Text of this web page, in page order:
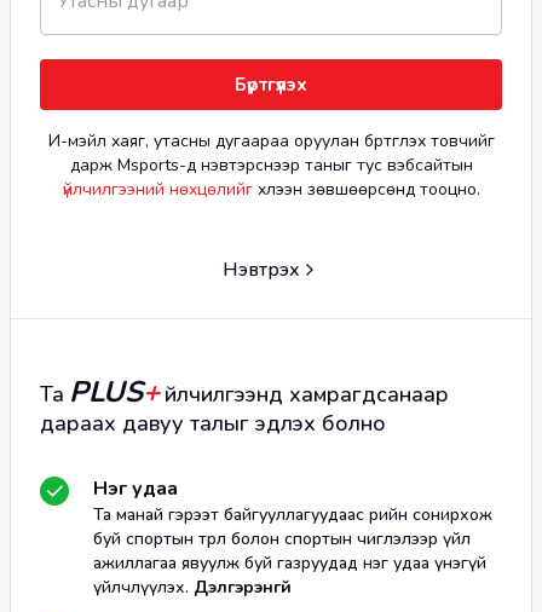
Бүртгүүлэх
И-мэйл хаяг, утасны дугаараа оруулан бүртгүүлэх товчийг
дарж Msports-д нэвтэрснээр таныг тус вэбсайтын
үйлчилгээний нөхцөлийгхүлээн зөвшөөрсөнд тооцно.
Нэвтрэх
Та PLUS+ үйлчилгээнд хамрагдсанаар
дараах давуу талыг эдлэх болно
Нэг удаа
Та манай гэрээт байгууллагуудаас өөрийн сонирхож
буй спортын төрөл болон спортын чиглэлээр үйл
ажиллагаа явуулж буй газруудад нэг удаа үнэгүй
үйлчлүүлэх. Дэлгэрэнгүй